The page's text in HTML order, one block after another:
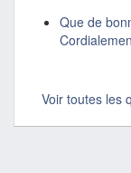
Que de
Voir toutes les